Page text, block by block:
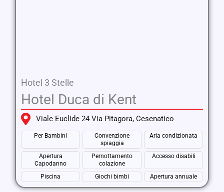
Hotel 3 Stelle
Hotel Duca di Kent
Viale Euclide 24 Via Pitagora, Cesenatico
Per Bambini
Convenzione
spiaggia
Aria condizionata
Apertura
Capodanno
Pernottamento
colazione
Accesso disabili
Piscina Giochi bimbi Apertura annuale